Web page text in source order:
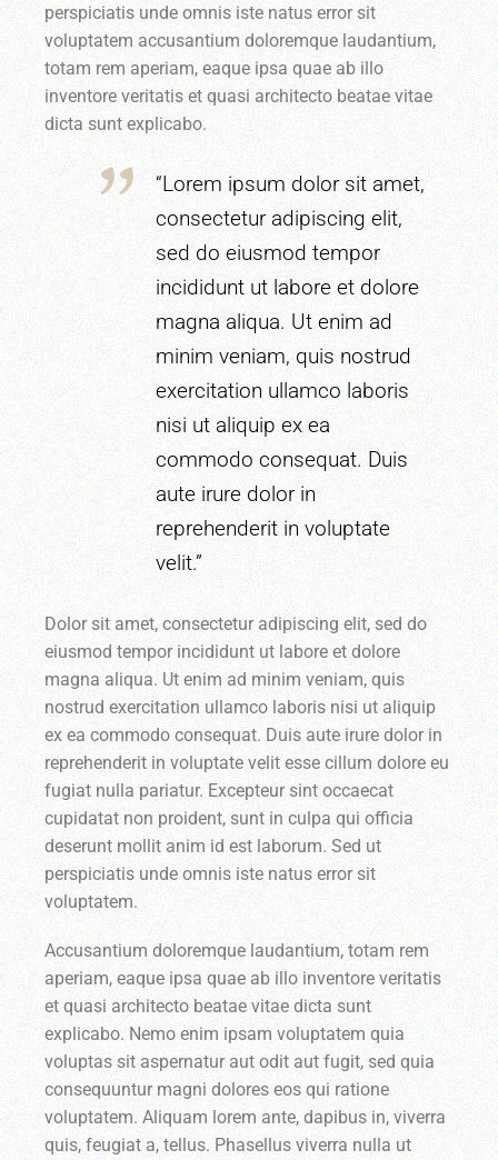
perspiciatis unde omnis iste natus error sit
voluptatem accusantium doloremque laudantium,
totam rem aperiam, eaque ipsa quae ab illo
inventore veritatis et quasi architecto beatae vitae
dicta sunt explicabo.
“Lorem ipsum dolor sit amet,
consectetur adipiscing elit,
sed do eiusmod tempor
incididunt ut labore et dolore
magna aliqua. Ut enim ad
minim veniam, quis nostrud
exercitation ullamco laboris
nisi ut aliquip ex ea
commodo consequat. Duis
aute irure dolor in
reprehenderit in voluptate
velit.”
Dolor sit amet, consectetur adipiscing elit, sed do
eiusmod tempor incididunt ut labore et dolore
magna aliqua. Ut enim ad minim veniam, quis
nostrud exercitation ullamco laboris nisi ut aliquip
ex ea commodo consequat. Duis aute irure dolor in
reprehenderit in voluptate velit esse cillum dolore eu
fugiat nulla pariatur. Excepteur sint occaecat
cupidatat non proident, sunt in culpa qui officia
deserunt mollit anim id est laborum. Sed ut
perspiciatis unde omnis iste natus error sit
voluptatem.
Accusantium doloremque laudantium, totam rem
aperiam, eaque ipsa quae ab illo inventore veritatis
et quasi architecto beatae vitae dicta sunt
explicabo. Nemo enim ipsam voluptatem quia
voluptas sit aspernatur aut odit aut fugit, sed quia
consequuntur magni dolores eos qui ratione
voluptatem. Aliquam lorem ante, dapibus in, viverra
quis, feugiat a, tellus. Phasellus viverra nulla ut